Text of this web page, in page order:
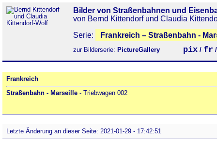
Bilder von Straßenbahnen und
von Bernd Kittendorf und Claudia
Serie:
Frankreich – Straßenbahn -
zur Bilderserie: PictureGallery pix / fr
Frankreich
Straßenbahn - Marseille - Triebwagen 002
Letzte Änderung an dieser Seite: 2021-01-29 - 17:42:51